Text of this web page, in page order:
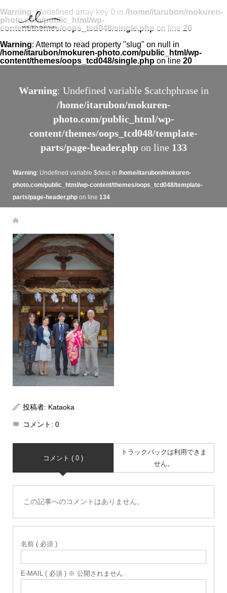
Warning: Undefined array key 0 in /home/itarubon/mokuren-
photo.com/public_html/wp-
content/themes/oops_tcd048/single.php on line 20
Warning: Attempt to read property "slug" on null in
/home/itarubon/mokuren-photo.com/public_html/wp-
content/themes/oops_tcd048/single.php on line 20
Warning: Undefined variable $catchphrase in
/home/itarubon/mokuren-
photo.com/public_html/wp-
content/themes/oops_tcd048/template-
parts/page-header.phpon line 133
Warning: Undefined variable $desc in /home/itarubon/mokuren-
photo.com/public_html/wp-content/themes/oops_tcd048/template-
parts/page-header.phpon line 134
投稿者: Kataoka
コメント: 0
コメント ( 0 )
トラックバックは利用できま
せん。
この記事へのコメントはありません。
名前 ( 必須 )
E-MAIL ( 必須 ) ※ 公開されません